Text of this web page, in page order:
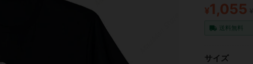
¥1,055
送料無料
サイズ